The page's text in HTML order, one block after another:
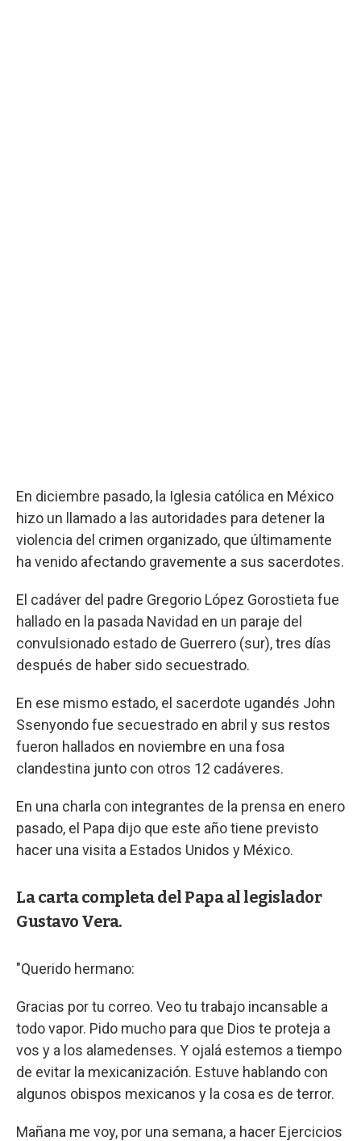
En diciembre pasado, la Iglesia católica en México
hizo un llamado a las autoridades para detener la
violencia del crimen organizado, que últimamente
ha venido afectando gravemente a sus sacerdotes.
El cadáver del padre Gregorio López Gorostieta fue
hallado en la pasada Navidad en un paraje del
convulsionado estado de Guerrero (sur), tres días
después de haber sido secuestrado.
En ese mismo estado, el sacerdote ugandés John
Ssenyondo fue secuestrado en abril y sus restos
fueron hallados en noviembre en una fosa
clandestina junto con otros 12 cadáveres.
En una charla con integrantes de la prensa en enero
pasado, el Papa dijo que este año tiene previsto
hacer una visita a Estados Unidos y México.
La carta completa del Papa al legislador
Gustavo Vera.
"Querido hermano:
Gracias por tu correo. Veo tu trabajo incansable a
todo vapor. Pido mucho para que Dios te proteja a
vos y a los alamedenses. Y ojalá estemos a tiempo
de evitar la mexicanización. Estuve hablando con
algunos obispos mexicanos y la cosa es de terror.
Mañana me voy, por una semana, a hacer Ejercicios